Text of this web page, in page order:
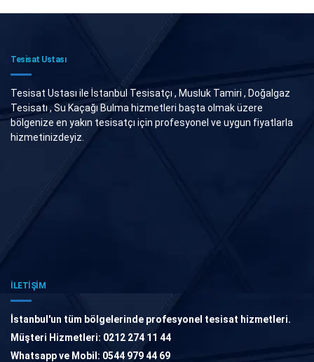
Tesisat Ustası
Tesisat Ustası ile İstanbul Tesisatçı , Musluk Tamiri , Doğalgaz
Tesisatı , Su Kaçağı Bulma hizmetleri başta olmak üzere
bölgenize en yakın tesisatçı için profesyonel ve uygun fiyatlarla
hizmetinizdeyiz.
İLETİŞİM
İstanbul'un tüm bölgelerinde profesyonel tesisat hizmetleri.
Müşteri Hizmetleri: 0212 274 11 44
Whatsapp ve Mobil: 0544 979 44 69